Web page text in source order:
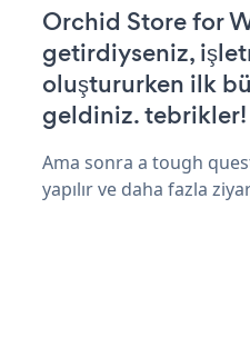
Orchid Store for
getirdiyseniz,
oluştururken ilk
geldiniz. tebrikler!
Ama sonra a tough
yapılır ve daha fazla